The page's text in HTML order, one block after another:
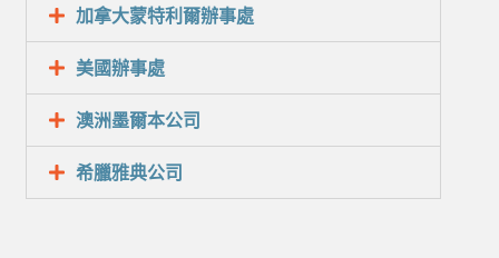
加拿大蒙特利爾辦事處
美國辦事處
澳洲墨爾本公司
希臘雅典公司